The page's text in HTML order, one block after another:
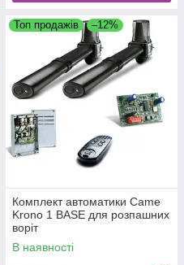
Топ продажів –12%
Комплект автоматики Came
Krono 1 BASE для розпашних
воріт
В наявності